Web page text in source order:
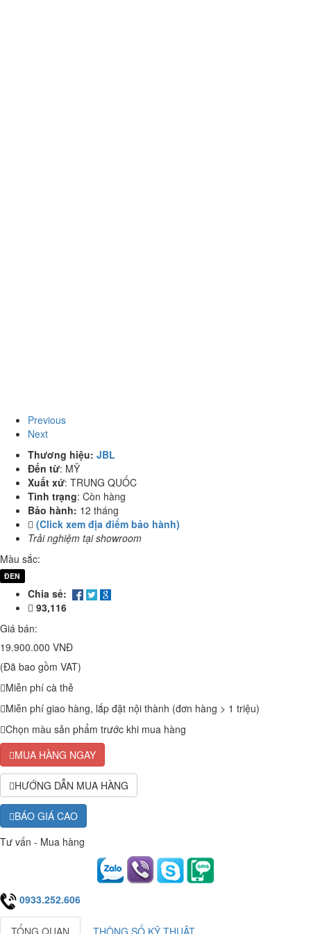
Previous
Next
Thương hiệu: JBL
Đến từ: MỸ
Xuất xứ: TRUNG QUỐC
Tình trạng: Còn hàng
Bảo hành: 12 tháng
(Click xem địa điểm bảo hành)
Trải nghiệm tại showroom
Màu sắc:
ĐEN
Chia sẻ:
93,116
Giá bán:
19.900.000 VNĐ
(Đã bao gồm VAT)
Miễn phí cà thẻ
Miễn phí giao hàng, lắp đặt nội thành (đơn hàng > 1 triệu)
Chọn màu sản phẩm trước khi mua hàng
MUA HÀNG NGAY
HƯỚNG DẪN MUA HÀNG
BÁO GIÁ CAO
Tư vấn - Mua hàng
0933.252.606
TỔNG QUAN THÔNG SỐ KỸ THUẬT